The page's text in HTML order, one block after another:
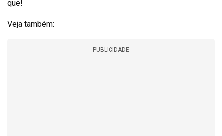
que!
Veja também:
PUBLICIDADE